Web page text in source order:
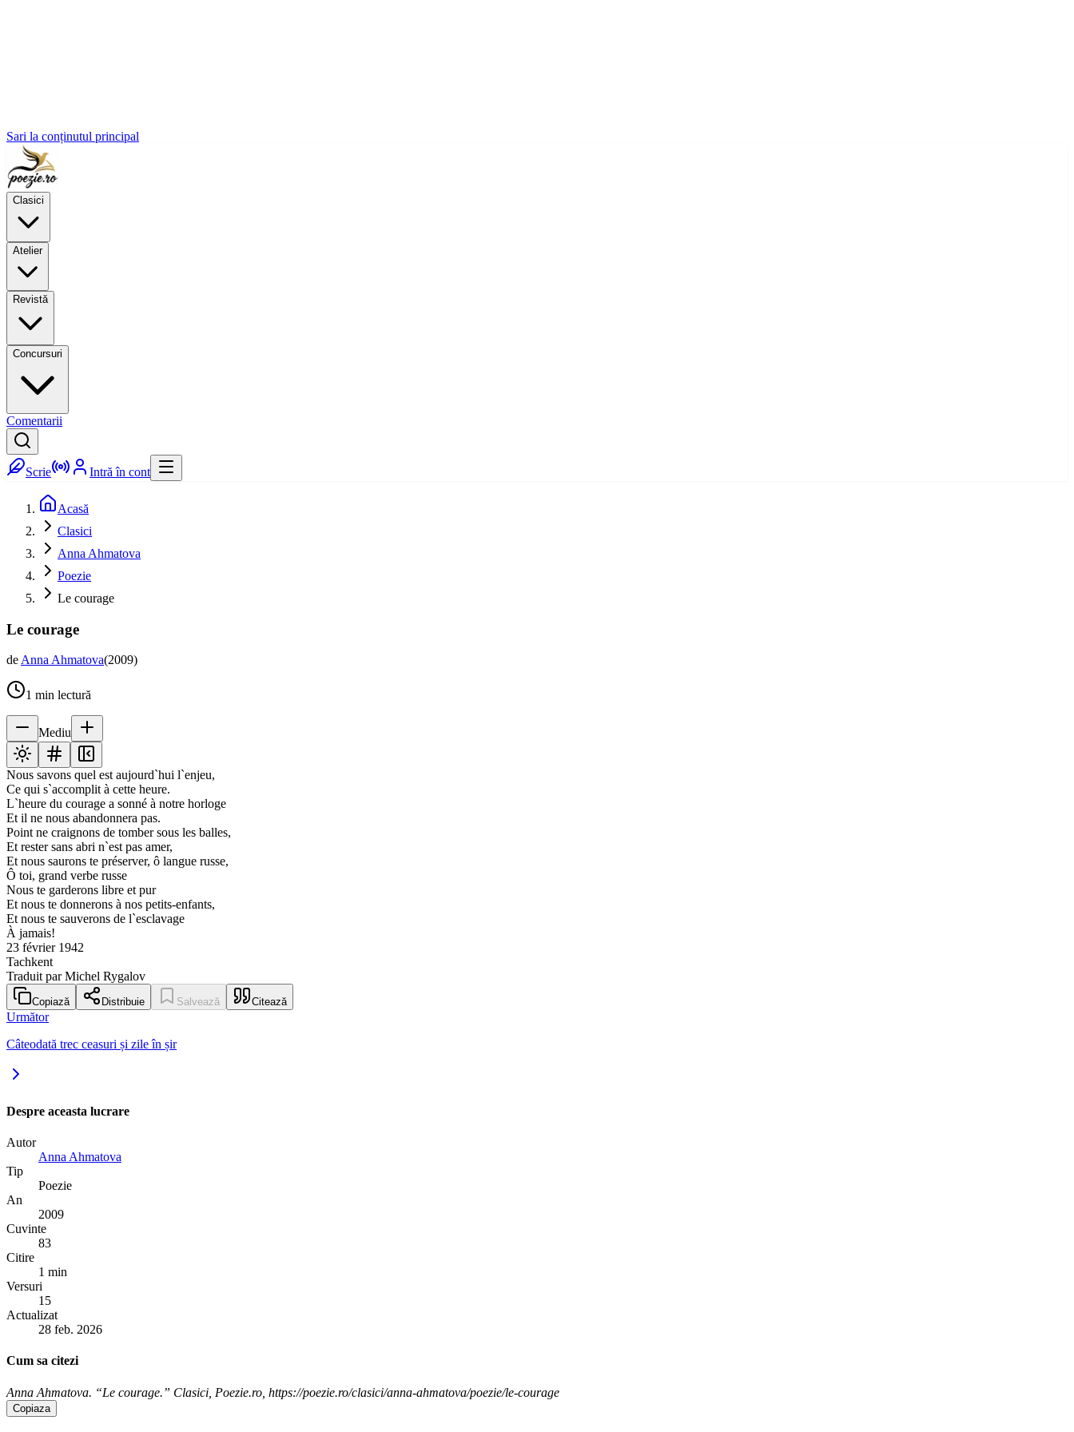
Sari la conținutul principal
Clasici
Atelier
Revistă
Concursuri
Comentarii
Scrie Intră în cont
Acasă
Clasici
Anna Ahmatova
Poezie
Le courage
Le courage
deAnna Ahmatova(2009)
1 min lectură
Mediu
Nous savons quel est aujourd`hui l`enjeu,
Ce qui s`accomplit à cette heure.
L`heure du courage a sonné à notre horloge
Et il ne nous abandonnera pas.
Point ne craignons de tomber sous les balles,
Et rester sans abri n`est pas amer,
Et nous saurons te préserver, ô langue russe,
Ô toi, grand verbe russe
Nous te garderons libre et pur
Et nous te donnerons à nos petits-enfants,
Et nous te sauverons de l`esclavage
À jamais!
23 février 1942
Tachkent
Traduit par Michel Rygalov
Copiază Distribuie Salvează Citează
Următor
Câteodată trec ceasuri și zile în șir
Despre aceasta lucrare
Autor
Anna Ahmatova
Tip
Poezie
An
2009
Cuvinte
83
Citire
1 min
Versuri
15
Actualizat
28 feb. 2026
Cum sa citezi
Anna Ahmatova. “Le courage.” Clasici, Poezie.ro, https://poezie.ro/clasici/anna-ahmatova/poezie/le-courage
Copiaza